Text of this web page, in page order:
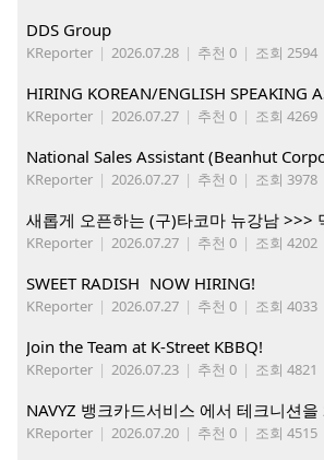
DDS Group
KReporter | 2026.07.28 | 추천 0 | 조회 2594
KReporter | 2026.07.27 | 추천 0 | 조회 4269
National Sales Assistant (Beanhut
KReporter | 2026.07.27 | 추천 0 | 조회 3978
KReporter | 2026.07.27 | 추천 0 | 조회 4202
SWEET RADISH NOW HIRING!
KReporter | 2026.07.27 | 추천 0 | 조회 4033
Join the Team at K-Street KBBQ!
KReporter | 2026.07.23 | 추천 0 | 조회 4821
NAVYZ 뱅크카드서비스 에서 테크니션
KReporter | 2026.07.20 | 추천 0 | 조회 4515